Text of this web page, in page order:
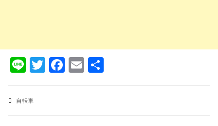
LineTwitter
Facebook
Email
自転車